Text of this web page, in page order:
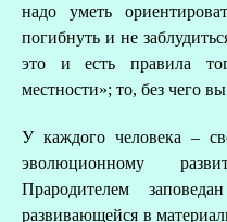
надо уметь
погибнуть и не
это и есть правила
местности»; то, без чего
У каждого человека –
эволюционному
Прародителем
развивающейся в